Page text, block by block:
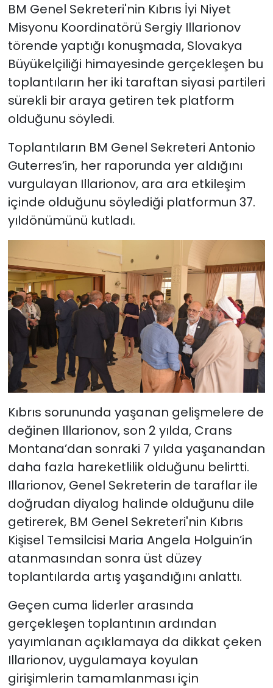
BM Genel Sekreteri'nin Kıbrıs İyi Niyet
Misyonu Koordinatörü Sergiy Illarionov
törende yaptığı konuşmada, Slovakya
Büyükelçiliği himayesinde gerçekleşen bu
toplantıların her iki taraftan siyasi partileri
sürekli bir araya getiren tek platform
olduğunu söyledi.
Toplantıların BM Genel Sekreteri Antonio
Guterres’in, her raporunda yer aldığını
vurgulayan Illarionov, ara ara etkileşim
içinde olduğunu söylediği platformun 37.
yıldönümünü kutladı.
Kıbrıs sorununda yaşanan gelişmelere de
değinen Illarionov, son 2 yılda, Crans
Montana’dan sonraki 7 yılda yaşanandan
daha fazla hareketlilik olduğunu belirtti.
Illarionov, Genel Sekreterin de taraflar ile
doğrudan diyalog halinde olduğunu dile
getirerek, BM Genel Sekreteri'nin Kıbrıs
Kişisel Temsilcisi Maria Angela Holguin’in
atanmasından sonra üst düzey
toplantılarda artış yaşandığını anlattı.
Geçen cuma liderler arasında
gerçekleşen toplantının ardından
yayımlanan açıklamaya da dikkat çeken
Illarionov, uygulamaya koyulan
girişimlerin tamamlanması için